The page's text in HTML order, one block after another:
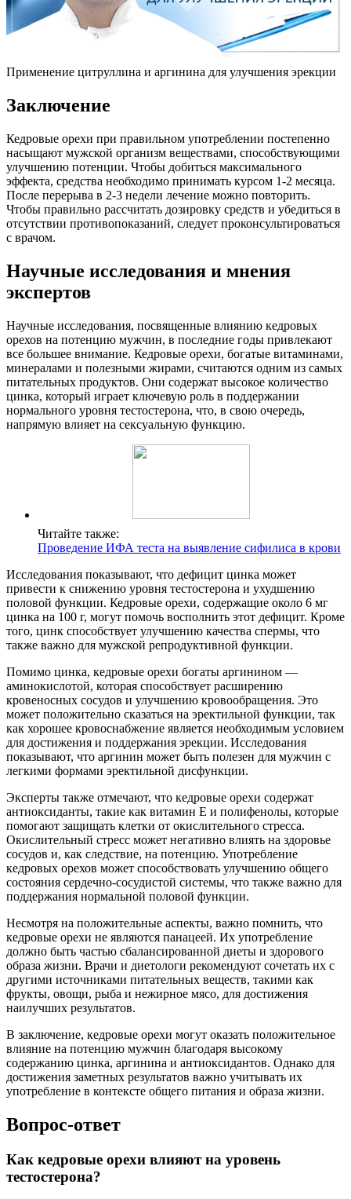
Применение цитруллина и аргинина для улучшения эрекции
Заключение
Кедровые орехи при правильном употреблении постепенно
насыщают мужской организм веществами, способствующими
улучшению потенции. Чтобы добиться максимального
эффекта, средства необходимо принимать курсом 1-2 месяца.
После перерыва в 2-3 недели лечение можно повторить.
Чтобы правильно рассчитать дозировку средств и убедиться в
отсутствии противопоказаний, следует проконсультироваться
с врачом.
Научные исследования и мнения
экспертов
Научные исследования, посвященные влиянию кедровых
орехов на потенцию мужчин, в последние годы привлекают
все большее внимание. Кедровые орехи, богатые витаминами,
минералами и полезными жирами, считаются одним из самых
питательных продуктов. Они содержат высокое количество
цинка, который играет ключевую роль в поддержании
нормального уровня тестостерона, что, в свою очередь,
напрямую влияет на сексуальную функцию.
Читайте также:
Проведение ИФА теста на выявление сифилиса в крови
Исследования показывают, что дефицит цинка может
привести к снижению уровня тестостерона и ухудшению
половой функции. Кедровые орехи, содержащие около 6 мг
цинка на 100 г, могут помочь восполнить этот дефицит. Кроме
того, цинк способствует улучшению качества спермы, что
также важно для мужской репродуктивной функции.
Помимо цинка, кедровые орехи богаты аргинином —
аминокислотой, которая способствует расширению
кровеносных сосудов и улучшению кровообращения. Это
может положительно сказаться на эректильной функции, так
как хорошее кровоснабжение является необходимым условием
для достижения и поддержания эрекции. Исследования
показывают, что аргинин может быть полезен для мужчин с
легкими формами эректильной дисфункции.
Эксперты также отмечают, что кедровые орехи содержат
антиоксиданты, такие как витамин E и полифенолы, которые
помогают защищать клетки от окислительного стресса.
Окислительный стресс может негативно влиять на здоровье
сосудов и, как следствие, на потенцию. Употребление
кедровых орехов может способствовать улучшению общего
состояния сердечно-сосудистой системы, что также важно для
поддержания нормальной половой функции.
Несмотря на положительные аспекты, важно помнить, что
кедровые орехи не являются панацеей. Их употребление
должно быть частью сбалансированной диеты и здорового
образа жизни. Врачи и диетологи рекомендуют сочетать их с
другими источниками питательных веществ, такими как
фрукты, овощи, рыба и нежирное мясо, для достижения
наилучших результатов.
В заключение, кедровые орехи могут оказать положительное
влияние на потенцию мужчин благодаря высокому
содержанию цинка, аргинина и антиоксидантов. Однако для
достижения заметных результатов важно учитывать их
употребление в контексте общего питания и образа жизни.
Вопрос-ответ
Как кедровые орехи влияют на уровень
тестостерона?